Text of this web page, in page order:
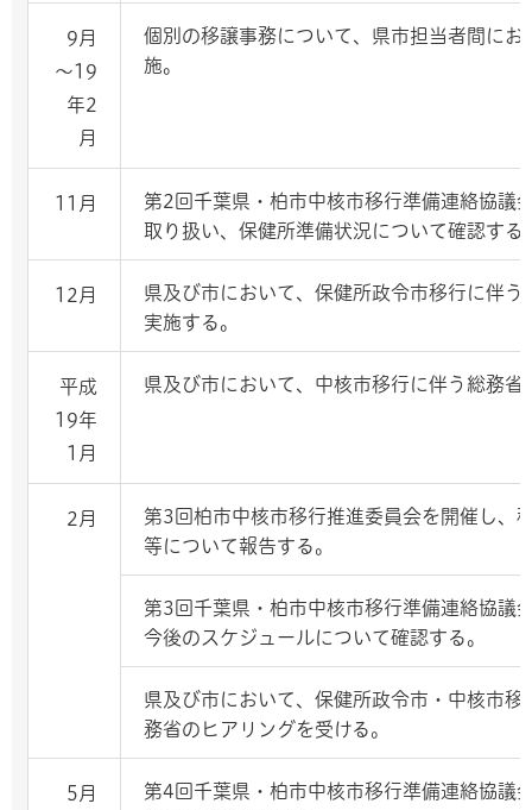
9月
～19
年2
月
個別の移譲事務について、県市担当者間にお
施。
11月
第2回千葉県・柏市中核市移行準備連絡協議
取り扱い、保健所準備状況について確認する
12月
県及び市において、保健所政令市移行に伴
実施する。
平成
19年
1月
県及び市において、中核市移行に伴う総務
2月
第3回柏市中核市移行推進委員会を開催し、
等について報告する。
第3回千葉県・柏市中核市移行準備連絡協議
今後のスケジュールについて確認する。
県及び市において、保健所政令市・中核市
務省のヒアリングを受ける。
5月
第4回千葉県・柏市中核市移行準備連絡協議